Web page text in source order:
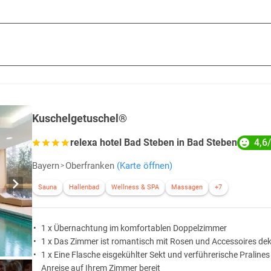
Hügellands und liegt südlich des niedrigeren Steigerwalds, östlich
Kuschelgetuschel®
relexa hotel Bad Steben in Bad Steben
Bayern Oberfranken (Karte öffnen)
Sauna Hallenbad Wellness & SPA Massagen +7
1 x Übernachtung im komfortablen Doppelzimmer
1 x Das Zimmer ist romantisch mit Rosen und Accessoires
1 x Eine Flasche eisgekühlter Sekt und verführerische
Anreise auf Ihrem Zimmer bereit